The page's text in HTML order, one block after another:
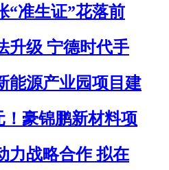
“准生证”花落前
升级 宁德时代手
能源产业园项目建
！豪锦鹏新材料项
力战略合作 拟在